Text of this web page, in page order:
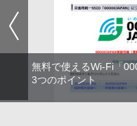
無料で使えるWi-Fi「
3つのポイント